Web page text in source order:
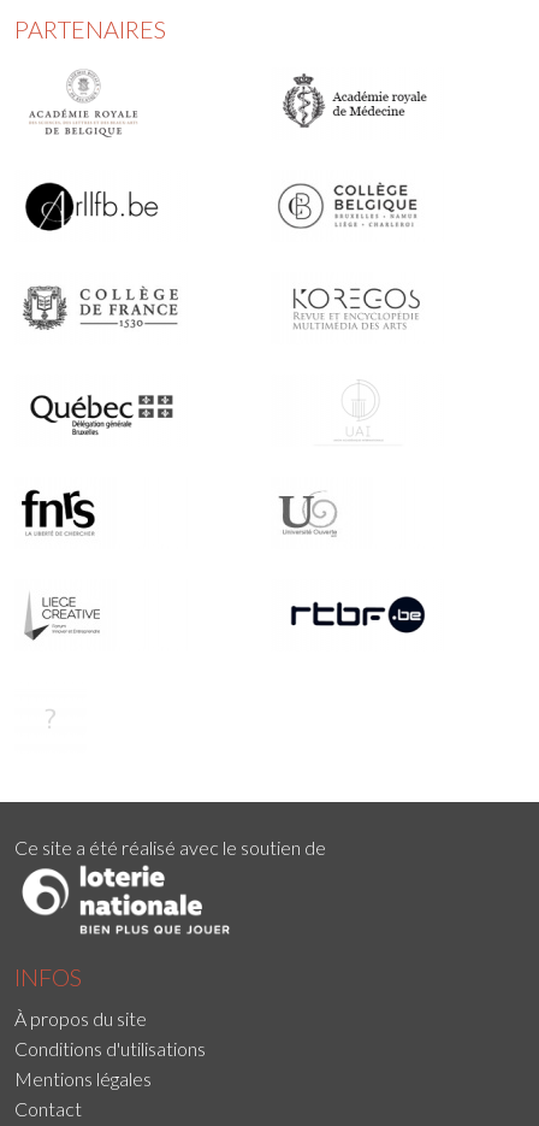
PARTENAIRES
Ce site a été réalisé avec le soutien de
INFOS
À propos du site
Conditions d'utilisations
Mentions légales
Contact